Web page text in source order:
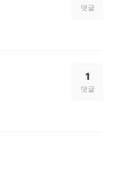
댓글
1
댓글